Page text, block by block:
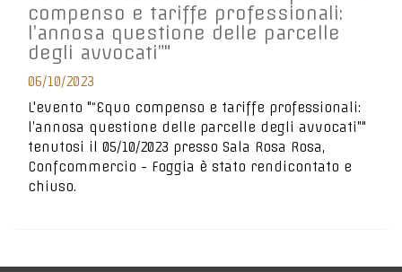
compenso e tariffe professionali:
l’annosa questione delle parcelle
degli avvocati”"
06/10/2023
L'evento "“Equo compenso e tariffe professionali:
l’annosa questione delle parcelle degli avvocati”"
tenutosi il 05/10/2023 presso Sala Rosa Rosa,
Confcommercio - Foggia è stato rendicontato e
chiuso.